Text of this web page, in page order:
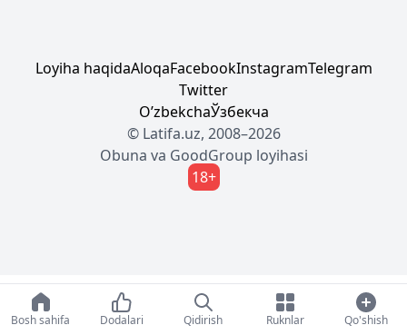
Loyiha haqidaAloqaFacebookInstagramTelegram
Twitter
OʼzbekchaЎзбекча
© Latifa.uz, 2008–2026
Obuna va GoodGroup loyihasi
18+
Bosh sahifa Dodalari Qidirish Ruknlar Qo'shish